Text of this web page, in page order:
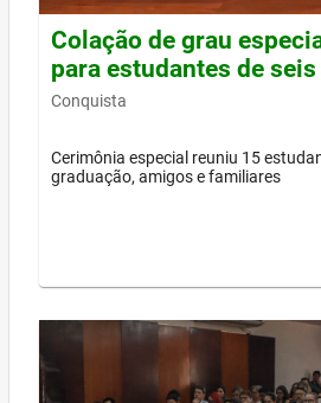
Colação de grau
para estudantes de
Conquista
Cerimônia especial reuniu 15
graduação, amigos e familiares